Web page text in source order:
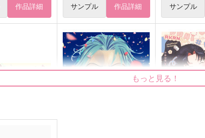
作品詳細 サンプル 作品詳細 サンプル
もっと見る！